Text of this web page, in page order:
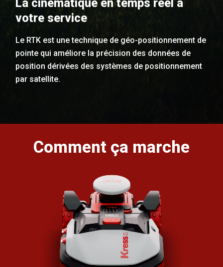
La cinématique en temps réel à
votre service
Le RTK est une technique de géo-positionnement de
pointe qui améliore la précision des données de
position dérivées des systèmes de positionnement
par satellite.
Comment ça marche